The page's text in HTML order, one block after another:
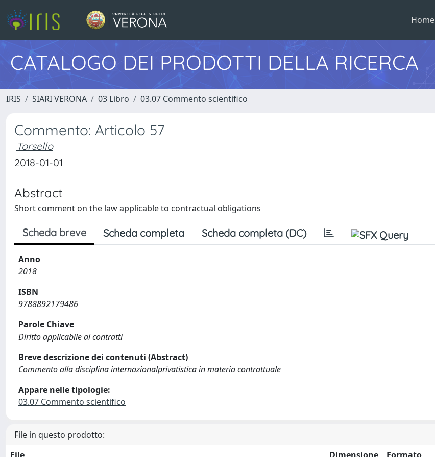
Home
CATALOGO DEI PRODOTTI DELLA RICERCA
IRIS SIARI VERONA 03 Libro 03.07 Commento scientifico
Commento: Articolo 57
Torsello
2018-01-01
Abstract
Short comment on the law applicable to contractual obligations
Scheda breve Scheda completa Scheda completa (DC)
Anno
2018
ISBN
9788892179486
Parole Chiave
Diritto applicabile ai contratti
Breve descrizione dei contenuti (Abstract)
Commento alla disciplina internazionalprivatistica in materia contrattuale
Appare nelle tipologie:
03.07 Commento scientifico
File in questo prodotto: